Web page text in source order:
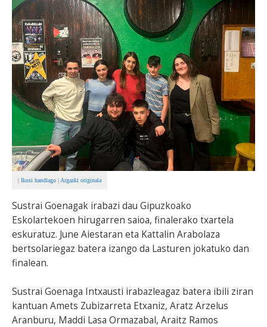
BEREZIAK
ARGAZKIAK
... AUKERA GEHIAGO
| Ikusi handiago | Argazki originala
Sustrai Goenagak irabazi dau Gipuzkoako
Eskolartekoen hirugarren saioa, finalerako txartela
eskuratuz. June Aiestaran eta Kattalin Arabolaza
bertsolariegaz batera izango da Lasturen jokatuko dan
finalean.
Sustrai Goenaga Intxausti irabazleagaz batera ibili ziran
kantuan Amets Zubizarreta Etxaniz, Aratz Arzelus
Aranburu, Maddi Lasa Ormazabal, Araitz Ramos